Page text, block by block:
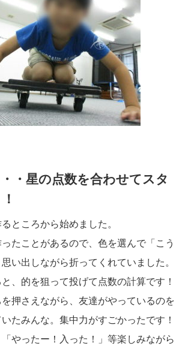
・星の点数を合わせてスタ
ところから始めました。
たことがあるので、色を選んで「こう
い出しながら折ってくれていました。
、的を狙って投げて点数の計算です！
押さえながら、友達がやっているのを
たみんな。集中力がすごかったです！
「やったー！入った！」等楽しみながら